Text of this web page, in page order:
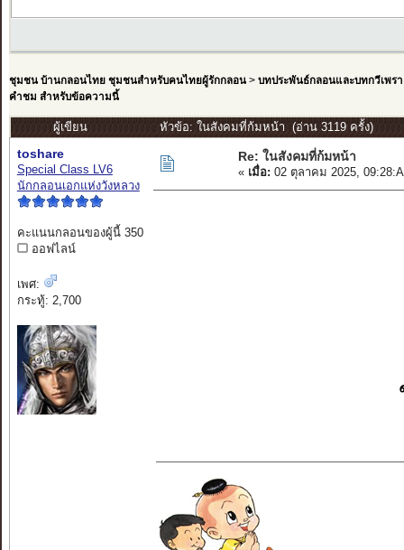
ชุมชน บ้านกลอนไทย ชุมชนสำหรับคนไทยผู้รักกลอน> บทประพันธ์กลอนและบทกวีเพรา
คำชม สำหรับข้อความนี้
ผู้เขียน หัวข้อ: ในสังคมที่ก้มหน้า (อ่าน 3119 ครั้ง)
toshare
Special Class LV6
นักกลอนเอกแห่งวังหลวง
คะแนนกลอนของผู้นี้ 350
ออฟไลน์
เพศ:
กระทู้: 2,700
Re: ในสังคมที่ก้มหน้า
« เมื่อ: 02 ตุลาคม 2025,